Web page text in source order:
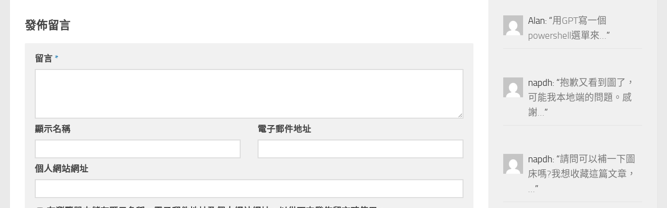
發佈留言
留言 *
顯示名稱 電子郵件地址
個人網站網址
Alan: “用GPT寫一個
powershell選單來…”
napdh: “抱歉又看到圖了，
可能我本地端的問題。感
謝…”
napdh: “請問可以補一下圖
床嗎?我想收藏這篇文章，
…”